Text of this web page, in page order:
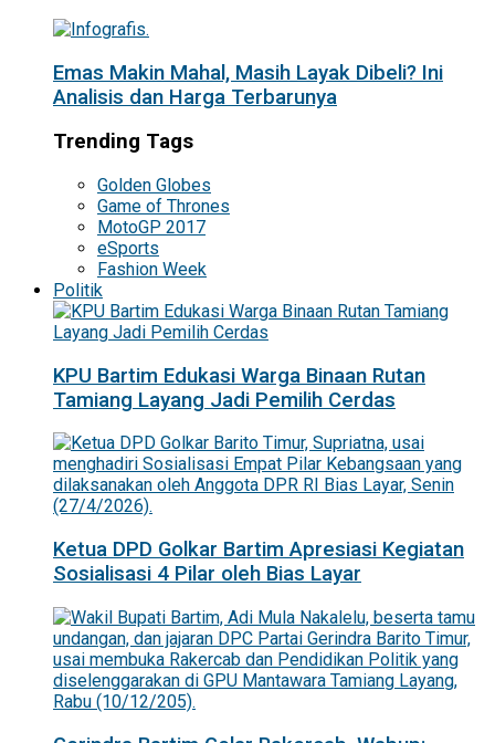
Emas Makin Mahal, Masih Layak Dibeli? Ini
Analisis dan Harga Terbarunya
Trending Tags
Golden Globes
Game of Thrones
MotoGP 2017
eSports
Fashion Week
Politik
KPU Bartim Edukasi Warga Binaan Rutan
Tamiang Layang Jadi Pemilih Cerdas
Ketua DPD Golkar Bartim Apresiasi Kegiatan
Sosialisasi 4 Pilar oleh Bias Layar